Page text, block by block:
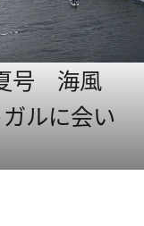
号 海風
ルに会い